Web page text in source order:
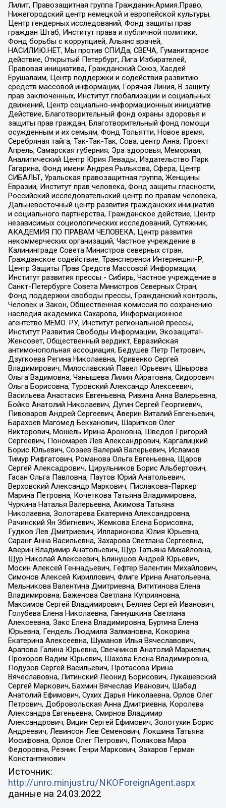
Лилит, Правозащитная группа Гражданин.Армия.Право,
Нижегородский центр немецкой и европейской культуры,
Центр гендерных исследований, Фонд защиты прав
граждан Штаб, Институт права и публичной политики,
Фонд борьбы с коррупцией, Альянс врачей,
НАСИЛИЮ.НЕТ, Мы против СПИДа, СВЕЧА, Гуманитарное
действие, Открытый Петербург, Лига Избирателей,
Правовая инициатива, Гражданский Союз, Хасдей
Ерушалаим, Центр поддержки и содействия развитию
средств массовой информации, Горячая Линия, В защиту
прав заключенных, Институт глобализации и социальных
движений, Центр социально-информационных инициатив
Действие, Благотворительный фонд охраны здоровья и
защиты прав граждан, Благотворительный фонд помощи
осужденным и их семьям, Фонд Тольятти, Новое время,
Серебряная тайга, Так-Так-Так, Сова, центр Анна, Проект
Апрель, Самарская губерния, Эра здоровья, Мемориал,
Аналитический Центр Юрия Левады, Издательство Парк
Гагарина, Фонд имени Андрея Рылькова, Сфера, Центр
СИБАЛЬТ, Уральская правозащитная группа, Женщины
Евразии, Институт прав человека, Фонд защиты гласности,
Российский исследовательский центр по правам человека,
Дальневосточный центр развития гражданских инициатив
и социального партнерства, Гражданское действие, Центр
независимых социологических исследований, Сутяжник,
АКАДЕМИЯ ПО ПРАВАМ ЧЕЛОВЕКА, Центр развития
некоммерческих организаций, Частное учреждение в
Калининграде Совета Министров северных стран,
Гражданское содействие, Трансперенси Интернешнл-Р,
Центр Защиты Прав Средств Массовой Информации,
Институт развития прессы - Сибирь, Частное учреждение в
Санкт-Петербурге Совета Министров Северных Стран,
Фонд поддержки свободы прессы, Гражданский контроль,
Человек и Закон, Общественная комиссия по сохранению
наследия академика Сахарова, Информационное
агентство МЕМО. РУ, Институт региональной прессы,
Институт Развития Свободы Информации, Экозащита!-
Женсовет, Общественный вердикт, Евразийская
антимонопольная ассоциация, Бедушев Петр Петрович,
Дзугкоева Регина Николаевна, Кривенко Сергей
Владимирович, Милославский Павел Юрьевич, Шнырова
Ольга Вадимовна, Чанышева Лилия Айратовна, Сидорович
Ольга Борисовна, Туровский Александр Алексеевич,
Васильева Анастасия Евгеньевна, Ривина Анна Валерьевна,
Бойко Анатолий Николаевич, Дугин Сергей Георгиевич,
Пивоваров Андрей Сергеевич, Аверин Виталий Евгеньевич,
Барахоев Магомед Бекханович, Шарипков Олег
Викторович, Мошель Ирина Ароновна, Шведов Григорий
Сергеевич, Пономарев Лев Александрович, Каргалицкий
Борис Юльевич, Созаев Валерий Валерьевич, Исламов
Тимур Рифгатович, Романова Ольга Евгеньевна, Щаров
Сергей Алексадрович, Цирульников Борис Альбертович,
Гасан Ольга Павловна, Паутов Юрий Анатольевич,
Верховский Александр Маркович, Пислакова-Паркер
Марина Петровна, Кочеткова Татьяна Владимировна,
Чуркина Наталья Валерьевна, Акимова Татьяна
Николаевна, Золотарева Екатерина Александровна,
Рачинский Ян Збигневич, Жемкова Елена Борисовна,
Гудков Лев Дмитриевич, Илларионова Юлия Юрьевна,
Саранг Анна Васильевна, Захарова Светлана Сергеевна,
Аверин Владимир Анатольевич, Щур Татьяна Михайловна,
Щур Николай Алексеевич, Блинушов Андрей Юрьевич,
Мосин Алексей Геннадьевич, Гефтер Валентин Михайлович,
Симонов Алексей Кириллович, Флиге Ирина Анатольевна,
Мельникова Валентина Дмитриевна, Вититинова Елена
Владимировна, Баженова Светлана Куприяновна,
Максимов Сергей Владимирович, Беляев Сергей Иванович,
Голубева Елена Николаевна, Ганнушкина Светлана
Алексеевна, Закс Елена Владимировна, Буртина Елена
Юрьевна, Гендель Людмила Залмановна, Кокорина
Екатерина Алексеевна, Шуманов Илья Вячеславович,
Арапова Галина Юрьевна, Свечников Анатолий Мариевич,
Прохоров Вадим Юрьевич, Шахова Елена Владимировна,
Подузов Сергей Васильевич, Протасова Ирина
Вячеславовна, Литинский Леонид Борисович, Лукашевский
Сергей Маркович, Бахмин Вячеслав Иванович, Шабад
Анатолий Ефимович, Сухих Дарья Николаевна, Орлов Олег
Петрович, Добровольская Анна Дмитриевна, Королева
Александра Евгеньевна, Смирнов Владимир
Александрович, Вицин Сергей Ефимович, Золотухин Борис
Андреевич, Левинсон Лев Семенович, Локшина Татьяна
Иосифовна, Орлов Олег Петрович, Полякова Мара
Федоровна, Резник Генри Маркович, Захаров Герман
Константинович
Источник:
http://unro.minjust.ru/NKOForeignAgent.aspx
данные на 24.03.2022